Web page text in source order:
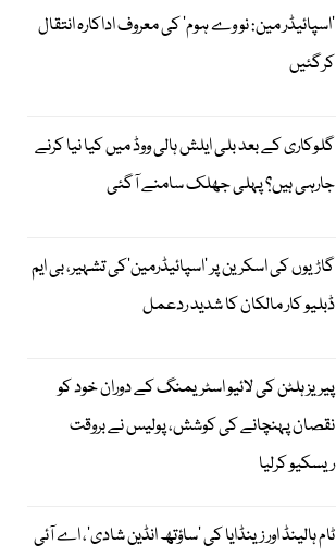
’اسپائیڈر مین: نو وے ہوم‘ کی معروف اداکارہ انتقال
کرگئیں
گلوکاری کے بعد بلی ایلش ہالی ووڈ میں کیا نیا کرنے
جارہی ہیں؟ پہلی جھلک سامنے آگئی
گاڑیوں کی اسکرین پر ’اسپائیڈرمین‘کی تشہیر، بی ایم
ڈبلیو کار مالکان کا شدید ردعمل
پیریز ہلٹن کی لائیو اسٹریمنگ کے دوران خود کو
نقصان پہنچانے کی کوشش، پولیس نے بروقت
ریسکیو کرلیا
ٹام ہالینڈ اور زینڈایا کی ’ساؤتھ انڈین شادی‘، اے آئی